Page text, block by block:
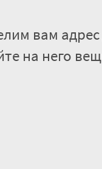
вам адрес
на него